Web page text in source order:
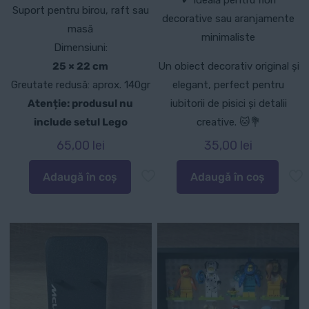
Suport pentru birou, raft sau
masă
Dimensiuni:
25 × 22 cm
Greutate redusă: aprox. 140gr
Atenție: produsul nu
include setul Lego
65,00 lei
Adaugă în coș
decorative sau aranjamente
minimaliste
Un obiect decorativ original și
elegant, perfect pentru
iubitorii de pisici și detalii
creative. 🐱💐
35,00 lei
Adaugă în coș